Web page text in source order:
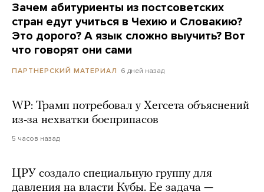
Зачем абитуриенты из постсоветских
стран едут учиться в Чехию и Словакию?
Это дорого? А язык сложно выучить? Вот
что говорят они сами
ПАРТНЕРСКИЙ МАТЕРИАЛ 6 дней назад
WP: Трамп потребовал у Хегсета объяснений
из-за нехватки боеприпасов
5 часов назад
ЦРУ создало специальную группу для
давления на власти Кубы. Ее задача —